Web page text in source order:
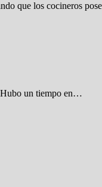
que los cocineros
Hubo un tiempo en…